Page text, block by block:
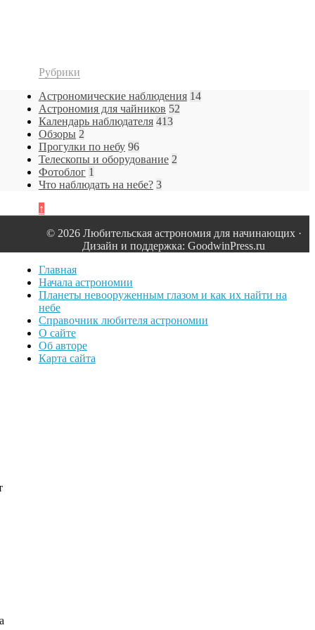
Рубрики
Астрономические наблюдения 14
Астрономия для чайников 52
Календарь наблюдателя 413
Обзоры 2
Прогулки по небу 96
Телескопы и оборудование 2
Фотоблог 1
Что наблюдать на небе? 3
↑
© 2026 Любительская астрономия для начинающих ·
Дизайн и поддержка: GoodwinPress.ru
Главная
Начала астрономии
Планеты невооруженным глазом и как их найти на
небе
Справочник любителя астрономии
О сайте
Об авторе
Карта сайта